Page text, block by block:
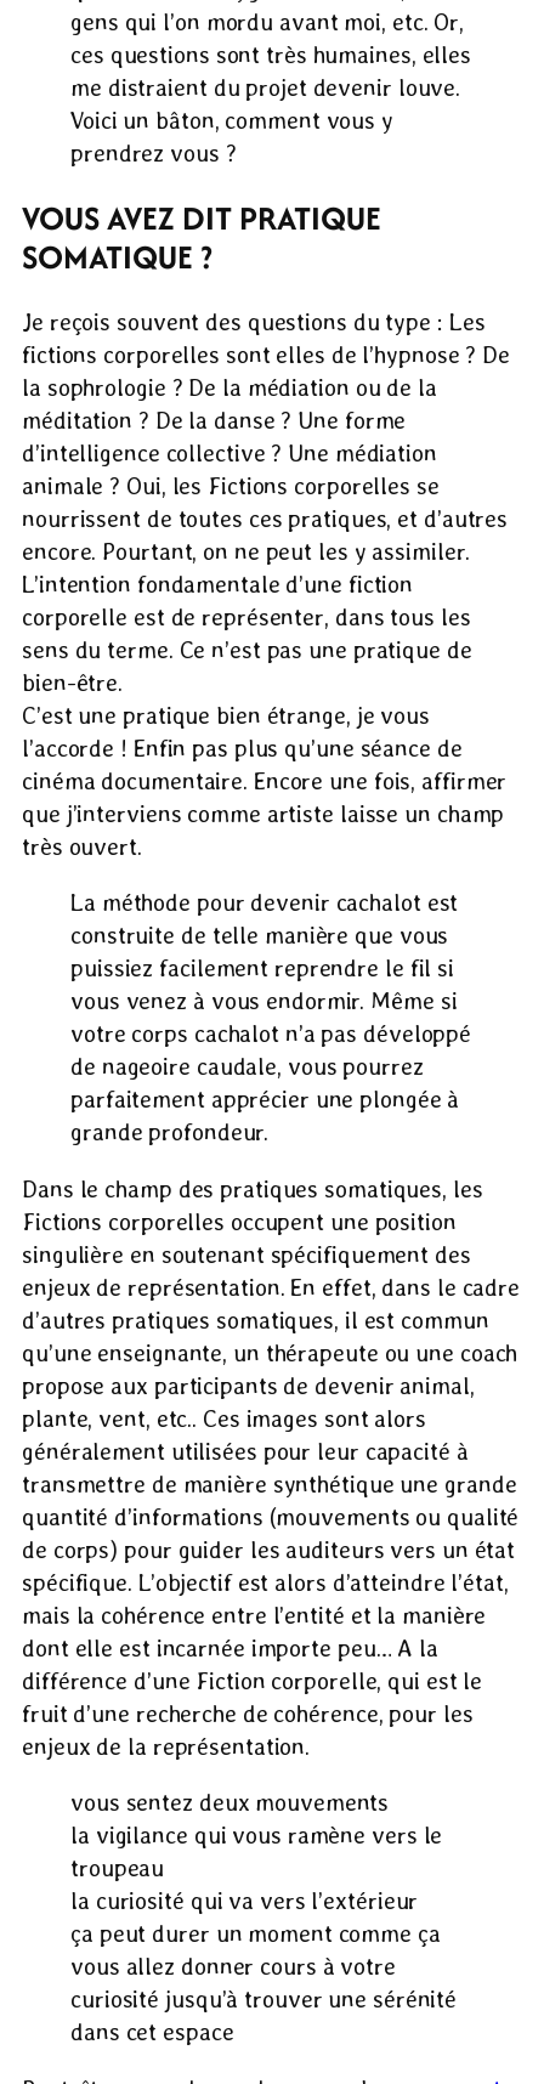
gens qui l’on mordu avant moi, etc. Or,
ces questions sont très humaines, elles
me distraient du projet devenir louve.
Voici un bâton, comment vous y
prendrez vous ?
VOUS AVEZ DIT PRATIQUE
SOMATIQUE ?
Je reçois souvent des questions du type : Les
fictions corporelles sont elles de l’hypnose ? De
la sophrologie ? De la médiation ou de la
méditation ? De la danse ? Une forme
d’intelligence collective ? Une médiation
animale ? Oui, les Fictions corporelles se
nourrissent de toutes ces pratiques, et d’autres
encore. Pourtant, on ne peut les y assimiler.
L’intention fondamentale d’une fiction
corporelle est de représenter, dans tous les
sens du terme. Ce n’est pas une pratique de
bien-être.
C’est une pratique bien étrange, je vous
l’accorde ! Enfin pas plus qu’une séance de
cinéma documentaire. Encore une fois, affirmer
que j’interviens comme artiste laisse un champ
très ouvert.
La méthode pour devenir cachalot est
construite de telle manière que vous
puissiez facilement reprendre le fil si
vous venez à vous endormir. Même si
votre corps cachalot n’a pas développé
de nageoire caudale, vous pourrez
parfaitement apprécier une plongée à
grande profondeur.
Dans le champ des pratiques somatiques, les
Fictions corporelles occupent une position
singulière en soutenant spécifiquement des
enjeux de représentation. En effet, dans le cadre
d’autres pratiques somatiques, il est commun
qu’une enseignante, un thérapeute ou une coach
propose aux participants de devenir animal,
plante, vent, etc.. Ces images sont alors
généralement utilisées pour leur capacité à
transmettre de manière synthétique une grande
quantité d’informations (mouvements ou qualité
de corps) pour guider les auditeurs vers un état
spécifique. L’objectif est alors d’atteindre l’état,
mais la cohérence entre l’entité et la manière
dont elle est incarnée importe peu… A la
différence d’une Fiction corporelle, qui est le
fruit d’une recherche de cohérence, pour les
enjeux de la représentation.
vous sentez deux mouvements
la vigilance qui vous ramène vers le
troupeau
la curiosité qui va vers l’extérieur
ça peut durer un moment comme ça
vous allez donner cours à votre
curiosité jusqu’à trouver une sérénité
dans cet espace